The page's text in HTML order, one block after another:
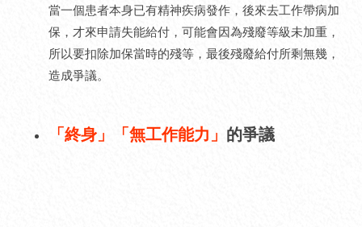
當一個患者本身已有精神疾病發作，後來去工作帶病加
保，才來申請失能給付，可能會因為殘廢等級未加重，
所以要扣除加保當時的殘等，最後殘廢給付所剩無幾，
造成爭議。
「終身」「無工作能力」 的爭議